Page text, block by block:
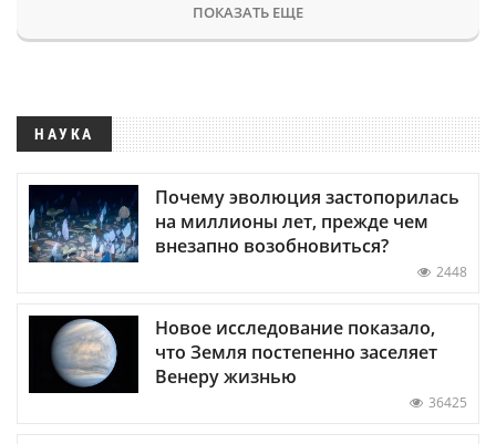
ПОКАЗАТЬ ЕЩЕ
НАУКА
Почему эволюция застопорилась
на миллионы лет, прежде чем
внезапно возобновиться?
2448
Новое исследование показало,
что Земля постепенно заселяет
Венеру жизнью
36425